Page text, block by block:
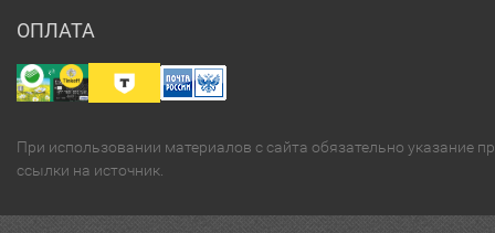
ОПЛАТА
При использовании материалов с сайта обязательно указание
ссылки на источник.